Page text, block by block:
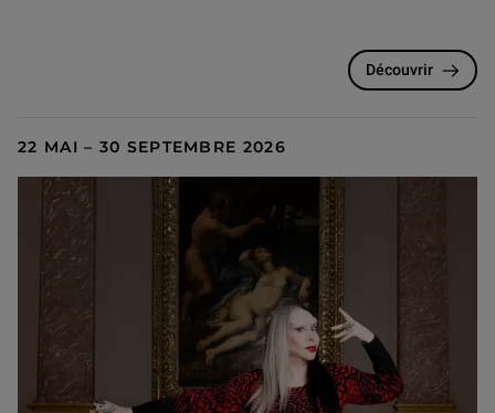
Découvrir
22 MAI – 30 SEPTEMBRE 2026